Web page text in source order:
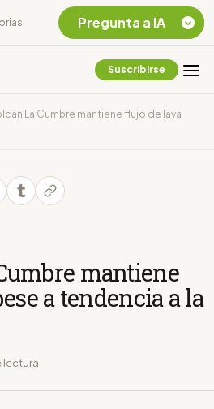
Suscribirse
La Cumbre mantiene flujo de lava
mantiene
a tendencia a la
lectura
Pregunta a IA
Chevron Ecuador